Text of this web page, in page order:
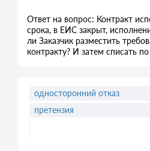
Ответ на вопрос: Контракт
срока, в ЕИС закрыт,
ли Заказчик разместить
контракту? И затем списать
односторонний отказ
претензия